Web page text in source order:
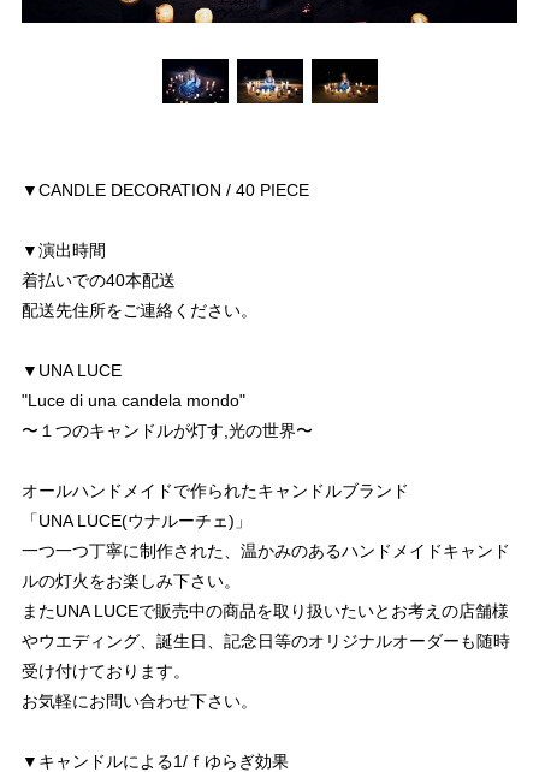
▼CANDLE DECORATION / 40 PIECE
▼演出時間
着払いでの40本配送
配送先住所をご連絡ください。
▼UNA LUCE
"Luce di una candela mondo"
〜１つのキャンドルが灯す,光の世界〜
オールハンドメイドで作られたキャンドルブランド
「UNA LUCE(ウナルーチェ)」
一つ一つ丁寧に制作された、温かみのあるハンドメイドキャンド
ルの灯火をお楽しみ下さい。
またUNA LUCEで販売中の商品を取り扱いたいとお考えの店舗様
やウエディング、誕生日、記念日等のオリジナルオーダーも随時
受け付けております。
お気軽にお問い合わせ下さい。
▼キャンドルによる1/ｆゆらぎ効果